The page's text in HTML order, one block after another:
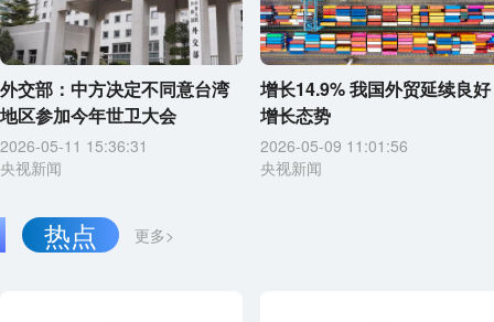
外交部：中方决定不同意台湾
地区参加今年世卫大会
2026-05-11 15:36:31
央视新闻
增长14.9% 我国外贸延续良好
增长态势
2026-05-09 11:01:56
央视新闻
更多>
热点